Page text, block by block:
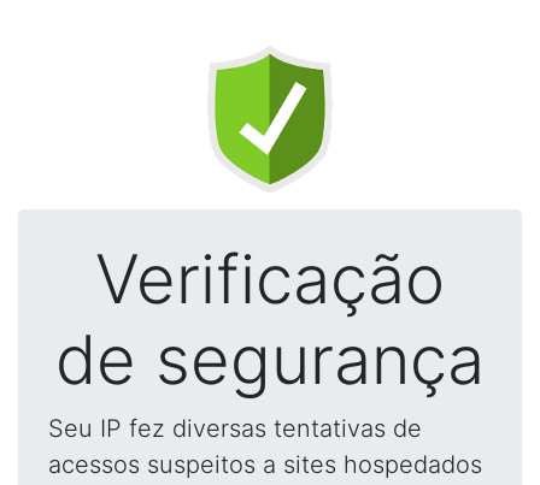
Verificação
de segurança
Seu IP fez diversas tentativas de
acessos suspeitos a sites hospedados